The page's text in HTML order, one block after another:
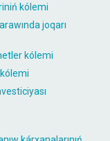
kólemi
joqarı
kólemi